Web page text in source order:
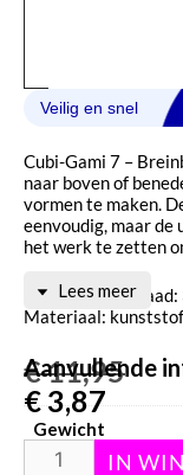
Cubi-Gami 7 –
naar boven of
vormen te maken.
eenvoudig, maar
het werk te zetten
Materiaal: kunststof
Aanvullende
Gewicht
210 g
Lees meer
€11,95
€3,87